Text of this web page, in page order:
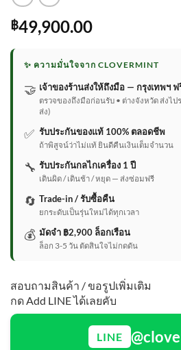
฿49,900.00
✨ ความมั่นใจจาก CLOVERMINT
🤝 เจ้าของร้านส่งให้ถึงมือ — กรุงเทพฯ ฟ
ตรวจของถึงมือก่อนรับ • ต่างจังหวัด ส่งไ
ส่ง)
✅ รับประกันของแท้ 100% ตลอดชีพ
ถ้าพิสูจน์ว่าไม่แท้ ยินดีคืนเงินเต็มจำนวน
🔧 รับประกันกลไกเครื่อง 1 ปี
เดินผิด / เดินช้า / หยุด — ส่งซ่อมฟรี
🔄 Trade-in / รับซื้อคืน
ยกระดับเป็นรุ่นใหม่ได้ทุกเวลา
💰 มัดจำ ฿2,900 ล็อกเรือน
ล็อก 3-5 วัน ตัดสินใจไม่กดดัน
สอบถามสินค้า / ขอรูปเพิ่มเติม
กด Add LINE ได้เลยคับ
LINE